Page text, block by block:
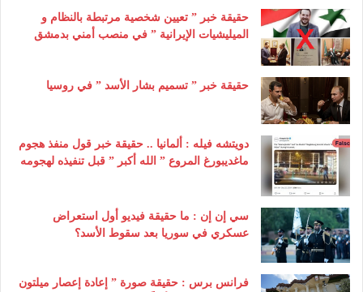
حقيقة خبر ” تعيين شخصية مرتبطة بالنظام و
الميليشيات الإيرانية ” في منصب أمني بدمشق
حقيقة خبر ” تسميم بشار الأسد ” في روسيا
دويتشه فيله : ألمانيا .. حقيقة خبر قول منفذ هجوم
ماغديبورغ المروع ” الله أكبر ” قبل تنفيذه لهجومه
سي إن إن : ما حقيقة فيديو أول استعراض
عسكري في سوريا بعد سقوط الأسد؟
فرانس برس : حقيقة صورة ” إعادة إعصار ميلتون